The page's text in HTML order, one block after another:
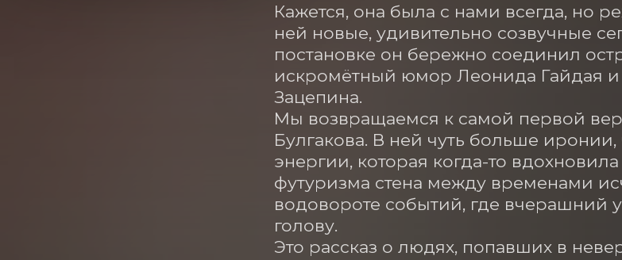
Кажется, она была с нами всегда, но
ней новые, удивительно созвучные
постановке он бережно соединил
искромётный юмор Леонида Гайдая
Зацепина.
Мы возвращаемся к самой первой
Булгакова. В ней чуть больше
энергии, которая когда-то
футуризма стена между временами
водовороте событий, где вчерашний
голову.
Это рассказ о людях, попавших в